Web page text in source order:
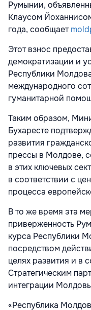
Румынии,
Клаусом
года, сообщает
Этот взнос
демократизации и
Республики
международного
гуманитарной
Таким образом,
Бухаресте
развития
прессы в Молдове,
в этих ключевых
в соответствии с
процесса
В то же время эта
приверженность
курса Республики
посредством
целях развития и в
Стратегическим
интеграции
«Республика